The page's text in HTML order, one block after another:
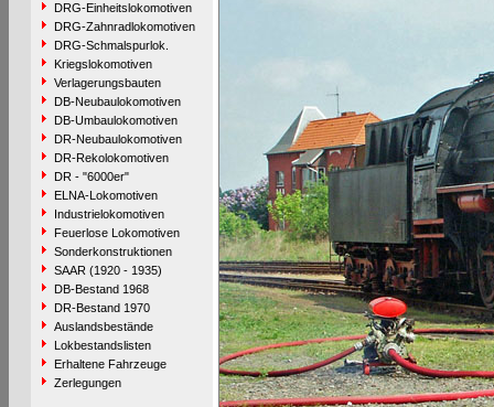
DRG-Einheitslokomotiven
DRG-Zahnradlokomotiven
DRG-Schmalspurlok.
Kriegslokomotiven
Verlagerungsbauten
DB-Neubaulokomotiven
DB-Umbaulokomotiven
DR-Neubaulokomotiven
DR-Rekolokomotiven
DR - "6000er"
ELNA-Lokomotiven
Industrielokomotiven
Feuerlose Lokomotiven
Sonderkonstruktionen
SAAR (1920 - 1935)
DB-Bestand 1968
DR-Bestand 1970
Auslandsbestände
Lokbestandslisten
Erhaltene Fahrzeuge
Zerlegungen